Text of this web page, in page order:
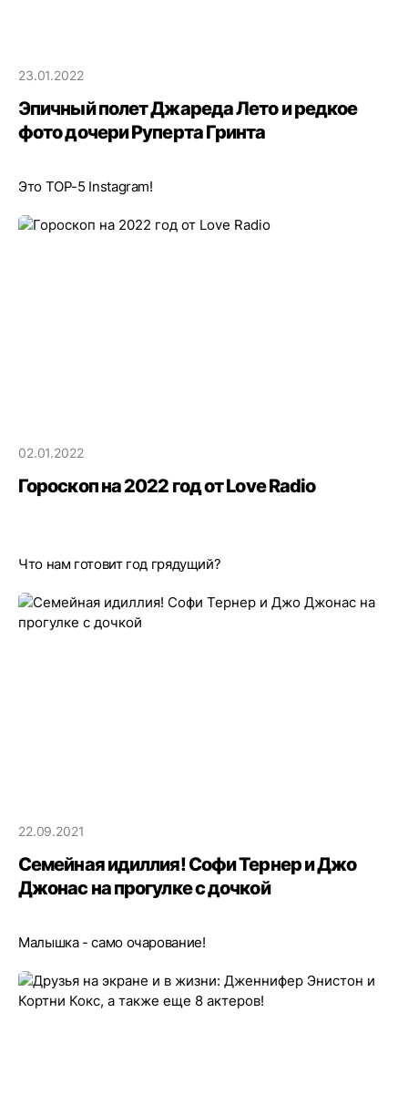
23.01.2022
Эпичный полет Джареда Лето и редкое
фото дочери Руперта Гринта
Это TOP-5 Instagram!
02.01.2022
Гороскоп на 2022 год от Love Radio
Что нам готовит год грядущий?
22.09.2021
Семейная идиллия! Софи Тернер и Джо
Джонас на прогулке с дочкой
Малышка - само очарование!